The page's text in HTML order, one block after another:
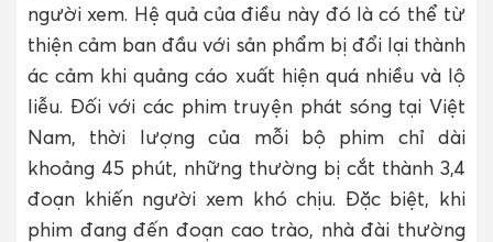
người xem. Hệ quả của điều này đó là có thể từ
thiện cảm ban đầu với sản phẩm bị đổi lại thành
ác cảm khi quảng cáo xuất hiện quá nhiều và lộ
liễu. Đối với các phim truyện phát sóng tại Việt
Nam, thời lượng của mỗi bộ phim chỉ dài
khoảng 45 phút, những thường bị cắt thành 3,4
đoạn khiến người xem khó chịu. Đặc biệt, khi
phim đang đến đoạn cao trào, nhà đài thường